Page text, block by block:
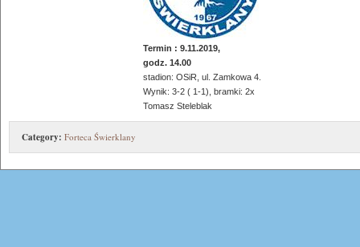
Termin : 9.11.2019,
godz. 14.00
stadion: OSiR, ul. Zamkowa 4.
Wynik: 3-2 ( 1-1), bramki: 2x
Tomasz Steleblak
Category: Forteca Świerklany